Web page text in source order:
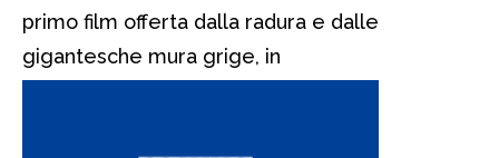
primo film offerta dalla radura e dalle
gigantesche mura grige, in